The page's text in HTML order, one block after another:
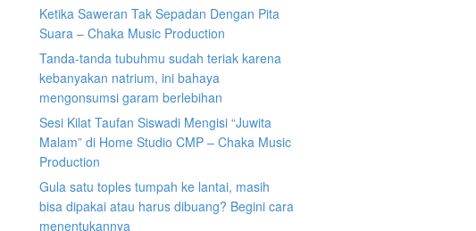
Ketika Saweran Tak Sepadan Dengan Pita
Suara – Chaka Music Production
Tanda-tanda tubuhmu sudah teriak karena
kebanyakan natrium, ini bahaya
mengonsumsi garam berlebihan
Sesi Kilat Taufan Siswadi Mengisi “Juwita
Malam” di Home Studio CMP – Chaka Music
Production
Gula satu toples tumpah ke lantai, masih
bisa dipakai atau harus dibuang? Begini cara
menentukannya